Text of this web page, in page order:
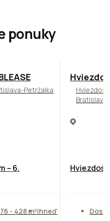
ponuky
Petržalka
– 6.
- 428 m²Ihneď